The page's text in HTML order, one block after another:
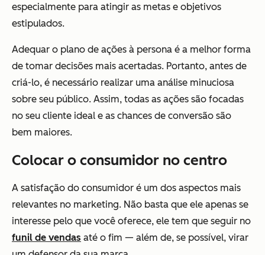
especialmente para atingir as metas e objetivos
estipulados.
Adequar o plano de ações à persona é a melhor forma
de tomar decisões mais acertadas. Portanto, antes de
criá-lo, é necessário realizar uma análise minuciosa
sobre seu público. Assim, todas as ações são focadas
no seu cliente ideal e as chances de conversão são
bem maiores.
Colocar o consumidor no centro
A satisfação do consumidor é um dos aspectos mais
relevantes no marketing. Não basta que ele apenas se
interesse pelo que você oferece, ele tem que seguir no
funil de vendas até o fim — além de, se possível, virar